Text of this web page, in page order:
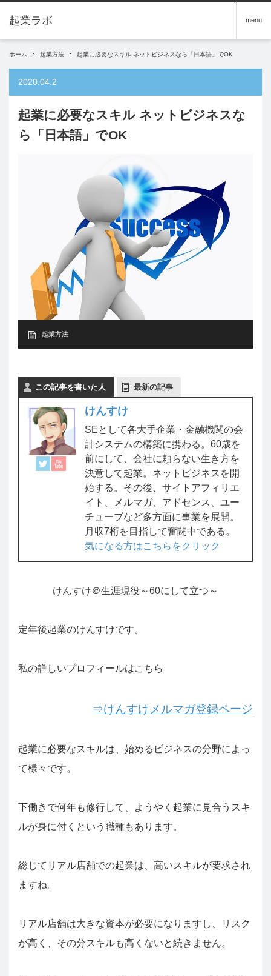
menu
ホーム 起業方法 起業に必要なスキル ネットビジネスなら「日本語」でOK
2020.04.2
起業に必要なスキル ネットビジネスな
ら「日本語」でOK
起業方法
この記事を書いた人 最新の記事
けんすけ
SEとして各大手企業・金融機関の会
計システムの構築に携わる。60歳を
前にして、会社に頼らない生き方を
決意して起業。ネットビジネスを開
始する。その後、サイトアフィリエ
イト、メルマガ、アドセンス、ユー
チューブなど多方面に事業を展開。
月収7桁を目指して奮闘中である。
気になる方はこちらをクリック
けんすけ＠生涯現役～60にして立つ～
定年後起業のけんすけです。
私の詳しいプロフィールはこちら
⇒けんすけメルマガ登録ページ
起業に必要なスキルは、始めるビジネスの分野によっ
て様々です。
下働きで何年も修行して、ようやく起業に見合うスキ
ルが身に付くという職種もあります。
総じてリアル店舗での起業は、高いスキルが要求され
ますね。
リアル店舗は大きな資本が必要になりますし、リスク
が高く、その分スキルも高くないと続きません。